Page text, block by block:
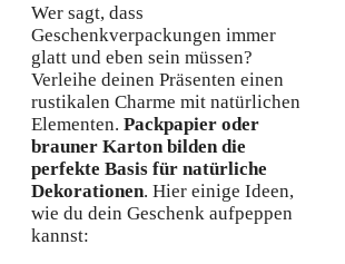
Wer sagt, dass
Geschenkverpackungen immer
glatt und eben sein müssen?
Verleihe deinen Präsenten einen
rustikalen Charme mit natürlichen
Elementen. Packpapier oder
brauner Karton bilden die
perfekte Basis für natürliche
Dekorationen. Hier einige Ideen,
wie du dein Geschenk aufpeppen
kannst: